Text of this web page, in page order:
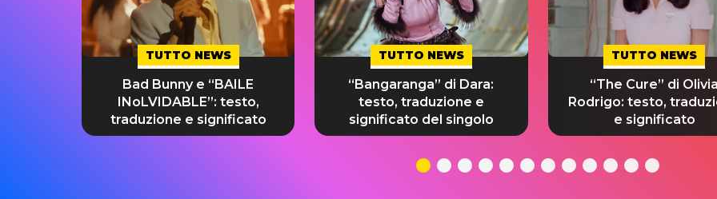
TUTTO NEWS
Bad Bunny e “BAILE
INoLVIDABLE”: testo,
traduzione e significato
TUTTO NEWS
“Bangaranga” di Dara:
testo, traduzione e
significato del singolo
TUTTO NEWS
“The Cure” di Olivia
Rodrigo: testo,
e significato